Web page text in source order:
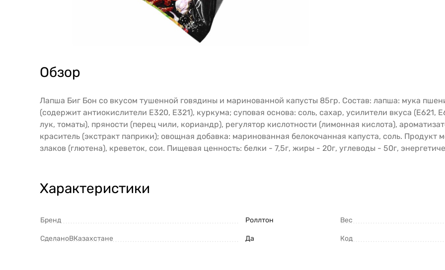
Обзор
Лапша Биг Бон со вкусом тушенной говядины и маринованной капусты 85гр. Состав: лапша: мука
(содержит антиокислители Е320, Е321), куркума; суповая основа: соль, сахар, усилители вкуса
лук, томаты), пряности (перец чили, кориандр), регулятор кислотности (лимонная кислота),
краситель (экстракт паприки); овощная добавка: маринованная белокочанная капуста, соль. Продукт
злаков (глютена), креветок, сои. Пищевая ценность: белки - 7,5г, жиры - 20г, углеводы - 50г,
Характеристики
Бренд Роллтон
СделаноВКазахстане Да
Вес
Код